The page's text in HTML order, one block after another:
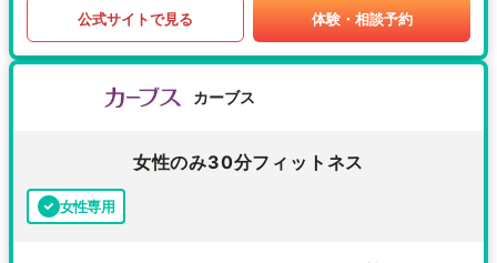
公式サイトで見る 体験・相談予約
カーブス
女性のみ30分フィットネス
女性専用